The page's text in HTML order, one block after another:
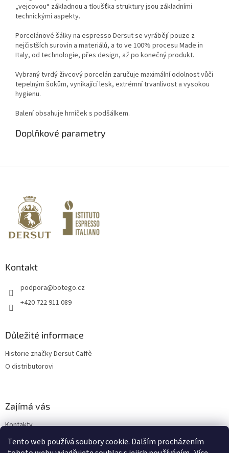
Tento web používá soubory cookie. Dalším procházením
„vejcovou“ základnou a tloušťka struktury jsou základními
technickými aspekty.
Porcelánové šálky na espresso Dersut se vyrábějí pouze z
nejčistších surovin a materiálů, a to ve 100% procesu Made in
Italy, od technologie, přes design, až po konečný produkt.
Vybraný tvrdý živcový porcelán zaručuje maximální odolnost vůči
tepelným šokům, vynikající lesk, extrémní trvanlivost a vysokou
hygienu.
Balení obsahuje hrníček s podšálkem.
Doplňkové parametry
Kontakt
podpora@botego.cz
+420 722 911 089
Důležité informace
Historie značky Dersut Caffè
O distributorovi
Zajímá vás
Kontakty
Blog